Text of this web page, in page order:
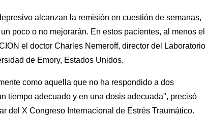
alcanzan la remisión en cuestión de semanas,
poco o no mejorarán. En estos pacientes, al menos el
el doctor Charles Nemeroff, director del Laboratorio
de Emory, Estados Unidos.
como aquella que no ha respondido a dos
tiempo adecuado y en una dosis adecuada", precisó
del X Congreso Internacional de Estrés Traumático.